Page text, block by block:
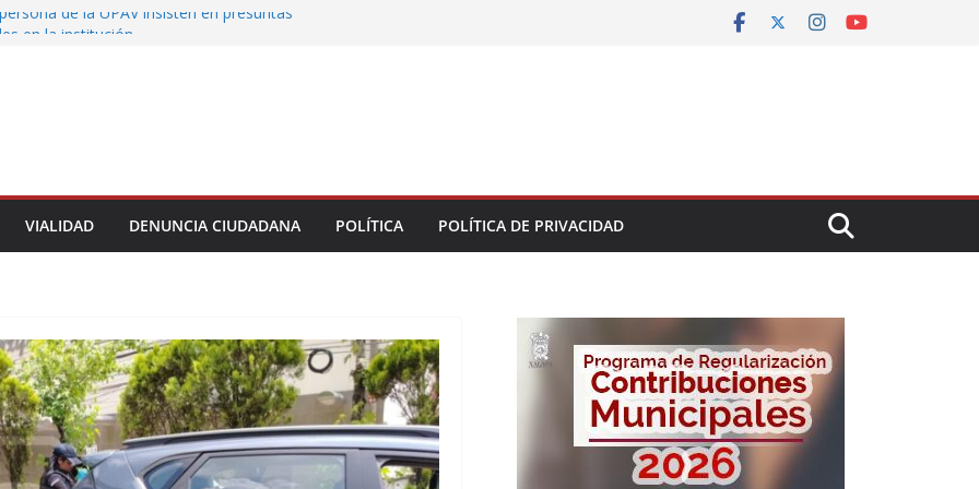
de la UPAV insisten en presuntas
de Veracruz la cultura de la prevención
municipio
VIALIDAD DENUNCIA CIUDADANA POLÍTICA POLÍTICA DE PRIVACIDAD